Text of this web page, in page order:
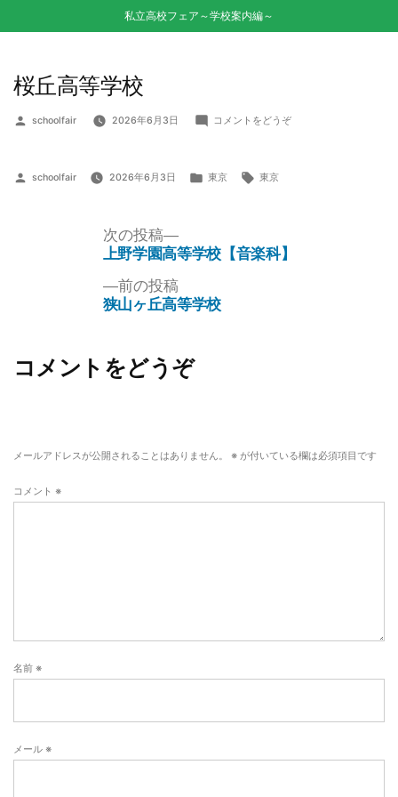
私立高校フェア～学校案内編～
桜丘高等学校
schoolfair 2026年6月3日 コメントをどうぞ
schoolfair 2026年6月3日 東京 東京
前の投稿
狭山ヶ丘高等学校
次の投稿
上野学園高等学校【音楽科】
コメントをどうぞ
メールアドレスが公開されることはありません。 ※ が付いている欄は必須項目です
コメント ※
名前 ※
メール ※